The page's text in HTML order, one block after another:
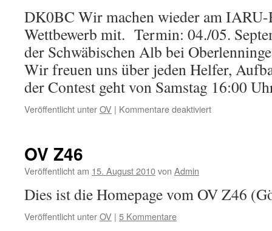
DK0BC Wir machen wieder am
Wettbewerb mit. Termin: 04./05.
der Schwäbischen Alb bei
Wir freuen uns über jeden Helfer,
der Contest geht von Samstag 16:00
Veröffentlicht unterOV | Kommentare deaktiviertfür
OV Z46
Veröffentlicht am 15. August 2010von Admin
Dies ist die Homepage vom OV Z46
Veröffentlicht unterOV | 5 Kommentare